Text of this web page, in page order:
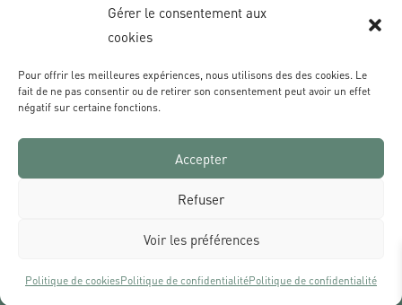
Gérer le consentement aux
cookies
Pour offrir les meilleures expériences, nous utilisons des des cookies. Le
fait de ne pas consentir ou de retirer son consentement peut avoir un effet
négatif sur certaine fonctions.
Accepter
Refuser
Voir les préférences
Politique de cookiesPolitique de confidentialitéPolitique de confidentialité
Poster photo
Les villes
Film & Série
Livraisons & Retours
Tous les prix s’entendent TVA comprise et hors frais de port | Réalisé par Des Sources Studio